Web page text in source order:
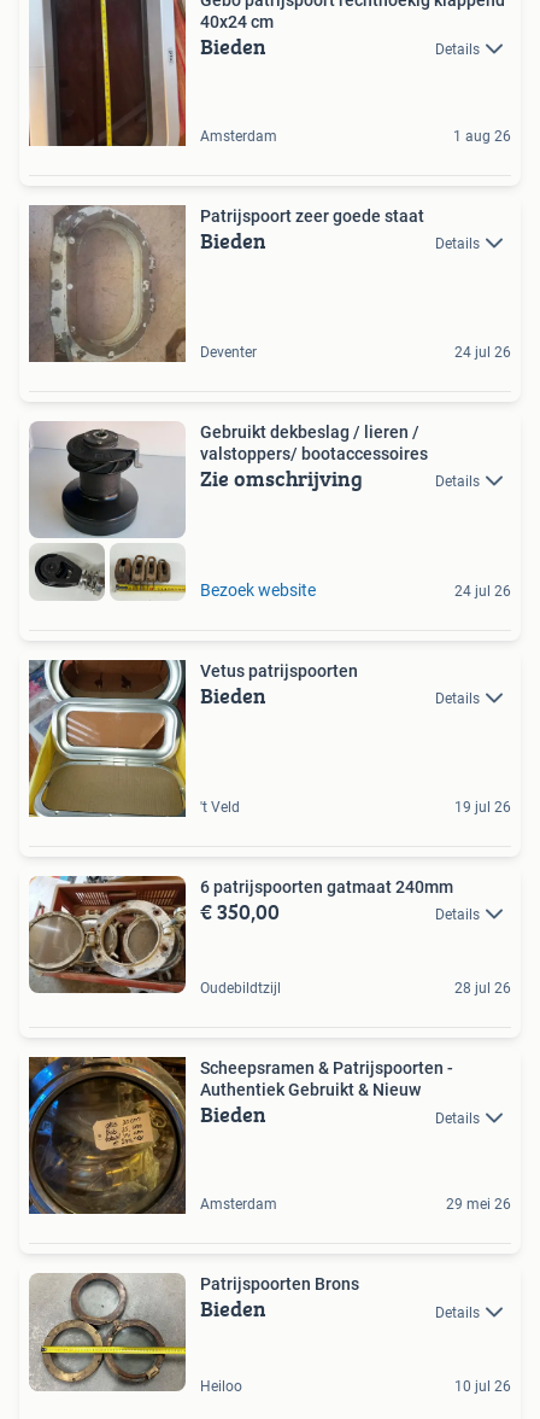
40x24 cm
Bieden Details
Amsterdam 1 aug 26
Patrijspoort zeer goede staat
Bieden Details
Deventer 24 jul 26
Gebruikt dekbeslag / lieren /
valstoppers/ bootaccessoires
Zie omschrijving Details
Bezoek website 24 jul 26
Vetus patrijspoorten
Bieden Details
't Veld 19 jul 26
6 patrijspoorten gatmaat 240mm
€ 350,00 Details
Oudebildtzijl 28 jul 26
Scheepsramen & Patrijspoorten -
Authentiek Gebruikt & Nieuw
Bieden Details
Amsterdam 29 mei 26
Patrijspoorten Brons
Bieden Details
Heiloo 10 jul 26